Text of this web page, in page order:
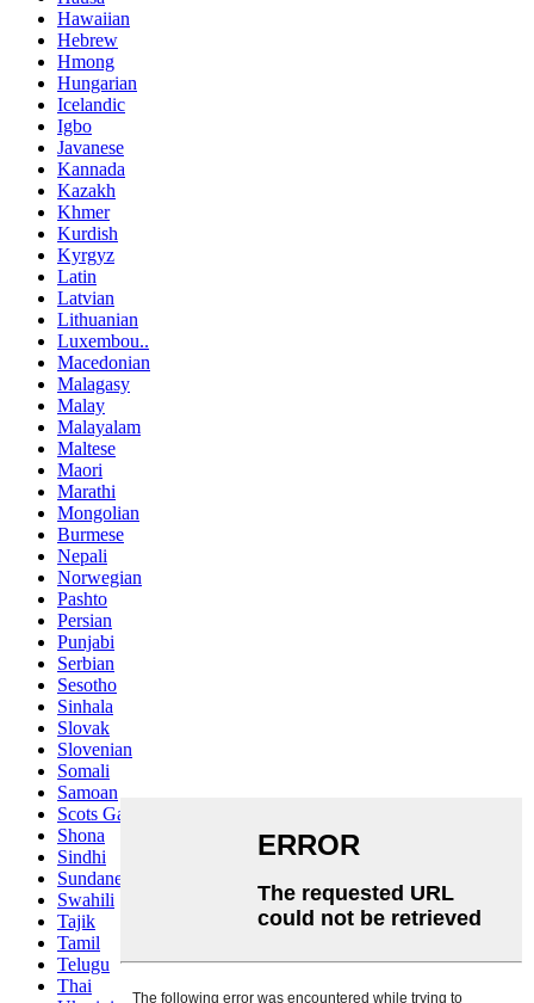
Hawaiian
Hebrew
Hmong
Hungarian
Icelandic
Igbo
Javanese
Kannada
Kazakh
Khmer
Kurdish
Kyrgyz
Latin
Latvian
Lithuanian
Luxembou..
Macedonian
Malagasy
Malay
Malayalam
Maltese
Maori
Marathi
Mongolian
Burmese
Nepali
Norwegian
Pashto
Persian
Punjabi
Serbian
Sesotho
Sinhala
Slovak
Slovenian
Somali
Samoan
Scots Gaelic
Shona
Sindhi
Sundanese
Swahili
Tajik
Tamil
Telugu
Thai